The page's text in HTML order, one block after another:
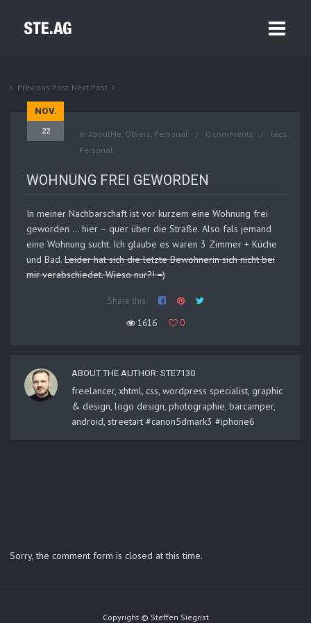
Previous Post Next Post
NOV.
22 in AboutMe, Others, Personal 0 comments
tags:
Personal
WOHNUNG FREI GEWORDEN
In meiner Nachbarschaft ist vor kurzem eine Wohnung frei
geworden … hier – quer über die Straße. Also fals jemand
eine Wohnung sucht. Ich glaube es waren 3 Zimmer + Küche
und Bad. Leider hat sich die letzte Bewohnerin sich nicht bei
mir verabschiedet. Wieso nur?! =)
Share this:
1616
0
ABOUT THE AUTHOR: STE7130
freelancer, xhtml, css, wordpress specialist, graphic
& design, logo design, photographie, barcamper,
android, streetart #canon5dmark3 #iphone6
Sorry, the comment form is closed at this time.
Copyright © Steffen Siegrist